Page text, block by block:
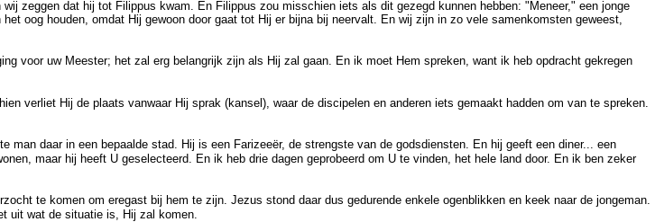
zeggen dat hij tot Filippus kwam. En Filippus zou misschien iets als dit gezegd kunnen hebben: "Meneer," een jonge
oog houden, omdat Hij gewoon door gaat tot Hij er bijna bij neervalt. En wij zijn in zo vele samenkomsten geweest,
voor uw Meester; het zal erg belangrijk zijn als Hij zal gaan. En ik moet Hem spreken, want ik heb opdracht gekregen
verliet Hij de plaats vanwaar Hij sprak (kansel), waar de discipelen en anderen iets gemaakt hadden om van te spreken.
daar in een bepaalde stad. Hij is een Farizeeër, de strengste van de godsdiensten. En hij geeft een diner... een
maar hij heeft U geselecteerd. En ik heb drie dagen geprobeerd om U te vinden, het hele land door. En ik ben zeker
te komen om eregast bij hem te zijn. Jezus stond daar dus gedurende enkele ogenblikken en keek naar de jongeman.
uit wat de situatie is, Hij zal komen.